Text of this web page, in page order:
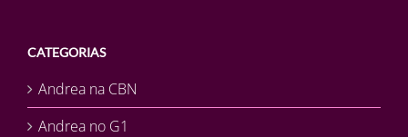
CATEGORIAS
Andrea na CBN
Andrea no G1